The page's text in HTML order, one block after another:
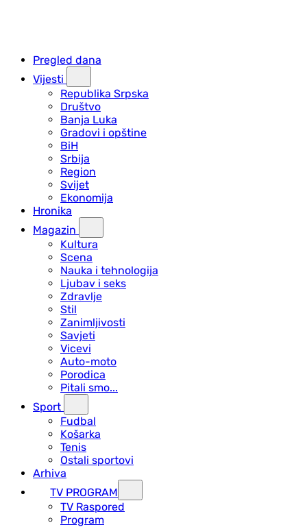
Pregled dana
Vijesti
Republika Srpska
Društvo
Banja Luka
Gradovi i opštine
BiH
Srbija
Region
Svijet
Ekonomija
Hronika
Magazin
Kultura
Scena
Nauka i tehnologija
Ljubav i seks
Zdravlje
Stil
Zanimljivosti
Savjeti
Vicevi
Auto-moto
Porodica
Pitali smo...
Sport
Fudbal
Košarka
Tenis
Ostali sportovi
Arhiva
TV PROGRAM
ТV Raspored
Program